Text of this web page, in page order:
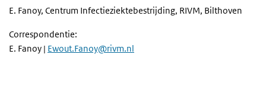
E. Fanoy, Centrum Infectieziektebestrijding, RIVM, Bilthoven
Correspondentie:
E. Fanoy | Ewout.Fanoy@rivm.nl